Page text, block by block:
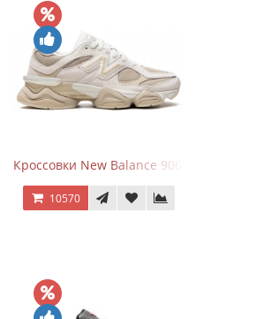
Кроссовки New Balance 9060 Beige White
10570